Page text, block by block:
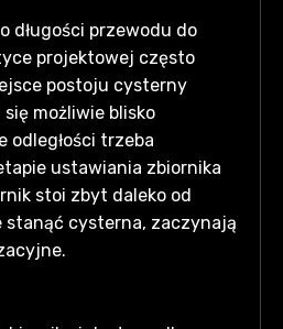
długości przewodu do
projektowej często
postoju cysterny
możliwie blisko
odległości trzeba
ustawiania zbiornika
stoi zbyt daleko od
stanąć cysterna, zaczynają